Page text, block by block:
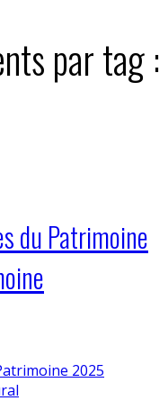
par tag :
du Patrimoine